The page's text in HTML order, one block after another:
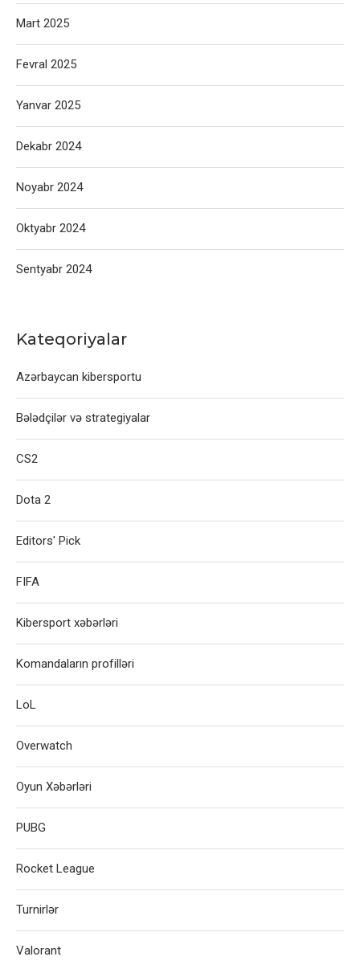
Mart 2025
Fevral 2025
Yanvar 2025
Dekabr 2024
Noyabr 2024
Oktyabr 2024
Sentyabr 2024
Kateqoriyalar
Azərbaycan kibersportu
Bələdçilər və strategiyalar
CS2
Dota 2
Editors' Pick
FIFA
Kibersport xəbərləri
Komandaların profilləri
LoL
Overwatch
Oyun Xəbərləri
PUBG
Rocket League
Turnirlər
Valorant